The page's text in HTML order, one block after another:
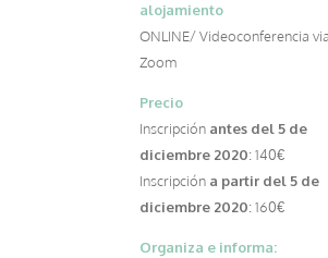
alojamiento
ONLINE/ Videoconferencia via
Zoom
Precio
Inscripción antes del 5 de
diciembre 2020: 140€
Inscripción a partir del5 de
diciembre 2020: 160€
Organiza e informa: